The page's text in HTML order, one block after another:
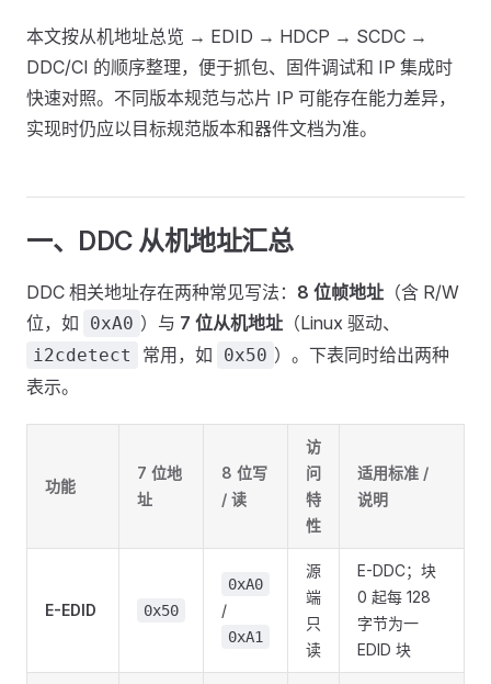
本文按从机地址总览 → EDID → HDCP → SCDC →
DDC/CI 的顺序整理，便于抓包、固件调试和 IP 集成时
快速对照。不同版本规范与芯片 IP 可能存在能力差异，
实现时仍应以目标规范版本和器件文档为准。
一、DDC 从机地址汇总
DDC 相关地址存在两种常见写法： 8 位帧地址 （含 R/W
位，如
0xA0 ）与 7 位从机地址 （Linux 驱动、
i2cdetect 常用，如 0x50 ）。下表同时给出两种
表示。
功能
7 位地
址
8 位写
/ 读
访
问
特
性
适用标准 /
说明
E-EDID 0x50
0xA0
/
0xA1
源
端
只
读
E-DDC；块
0 起每 128
字节为一
EDID 块